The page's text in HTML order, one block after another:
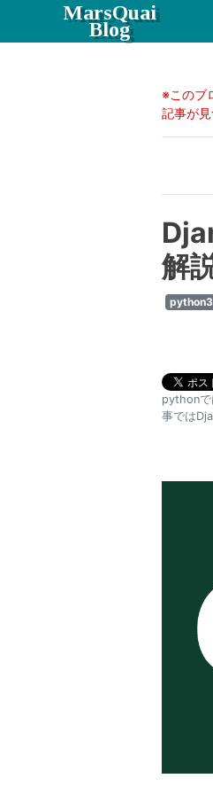
MarsQuai
Blog
※このブ
記事が
解
python3
pythonで
事では